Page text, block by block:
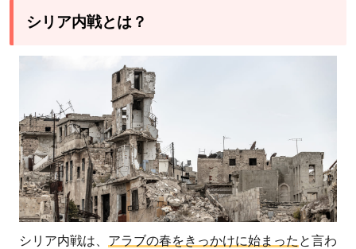
シリア内戦とは？
シリア内戦は、 アラブの春をきっかけに始まった と言わ